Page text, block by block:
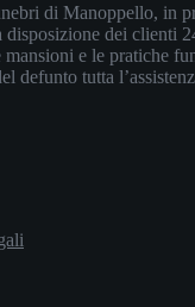
di Manoppello, in
disposizione dei clienti
e le pratiche
defunto tutta